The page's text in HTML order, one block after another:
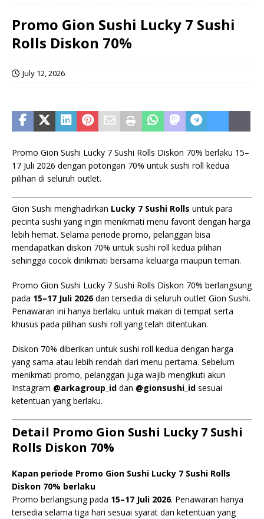
Promo Gion Sushi Lucky 7 Sushi
Rolls Diskon 70%
July 12, 2026
Promo Gion Sushi Lucky 7 Sushi Rolls Diskon 70% berlaku 15–
17 Juli 2026 dengan potongan 70% untuk sushi roll kedua
pilihan di seluruh outlet.
Gion Sushi menghadirkan Lucky 7 Sushi Rolls untuk para
pecinta sushi yang ingin menikmati menu favorit dengan harga
lebih hemat. Selama periode promo, pelanggan bisa
mendapatkan diskon 70% untuk sushi roll kedua pilihan
sehingga cocok dinikmati bersama keluarga maupun teman.
Promo Gion Sushi Lucky 7 Sushi Rolls Diskon 70% berlangsung
pada 15–17 Juli 2026dan tersedia di seluruh outlet Gion Sushi.
Penawaran ini hanya berlaku untuk makan di tempat serta
khusus pada pilihan sushi roll yang telah ditentukan.
Diskon 70% diberikan untuk sushi roll kedua dengan harga
yang sama atau lebih rendah dari menu pertama. Sebelum
menikmati promo, pelanggan juga wajib mengikuti akun
Instagram @arkagroup_id dan @gionsushi_id sesuai
ketentuan yang berlaku.
Detail Promo Gion Sushi Lucky 7 Sushi
Rolls Diskon 70%
Kapan periode Promo Gion Sushi Lucky 7 Sushi Rolls
Diskon 70% berlaku
Promo berlangsung pada 15–17 Juli 2026. Penawaran hanya
tersedia selama tiga hari sesuai syarat dan ketentuan yang